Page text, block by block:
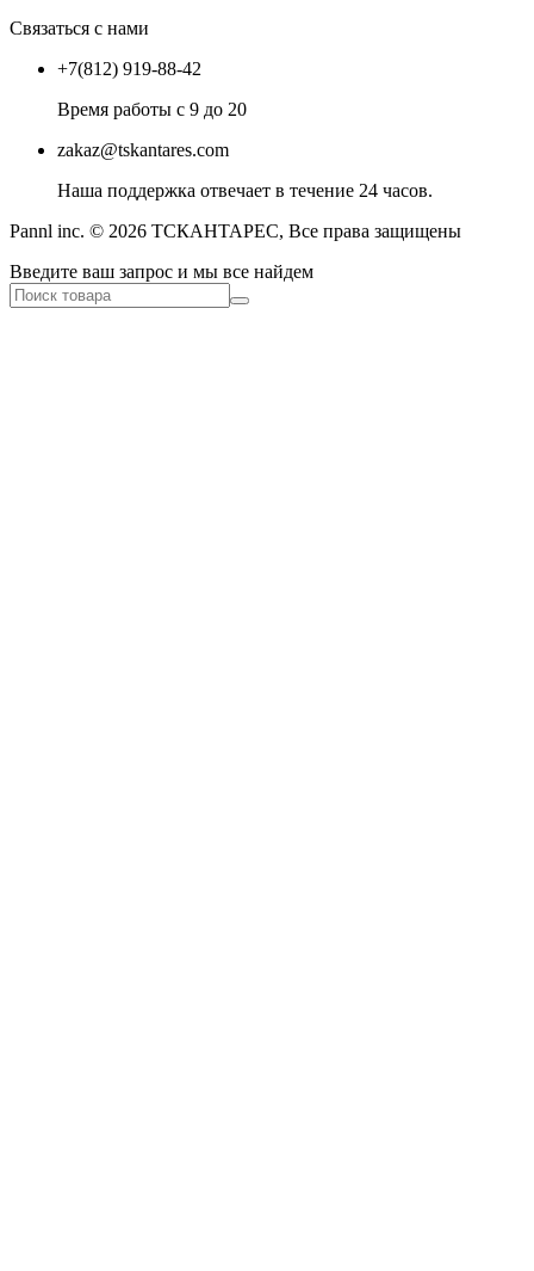
Связаться с нами
+7(812) 919-88-42
Время работы с 9 до 20
zakaz@tskantares.com
Наша поддержка отвечает в течение 24 часов.
Pannl inc. © 2026 ТСКАНТАРЕС, Все права защищены
Введите ваш запрос и мы все найдем